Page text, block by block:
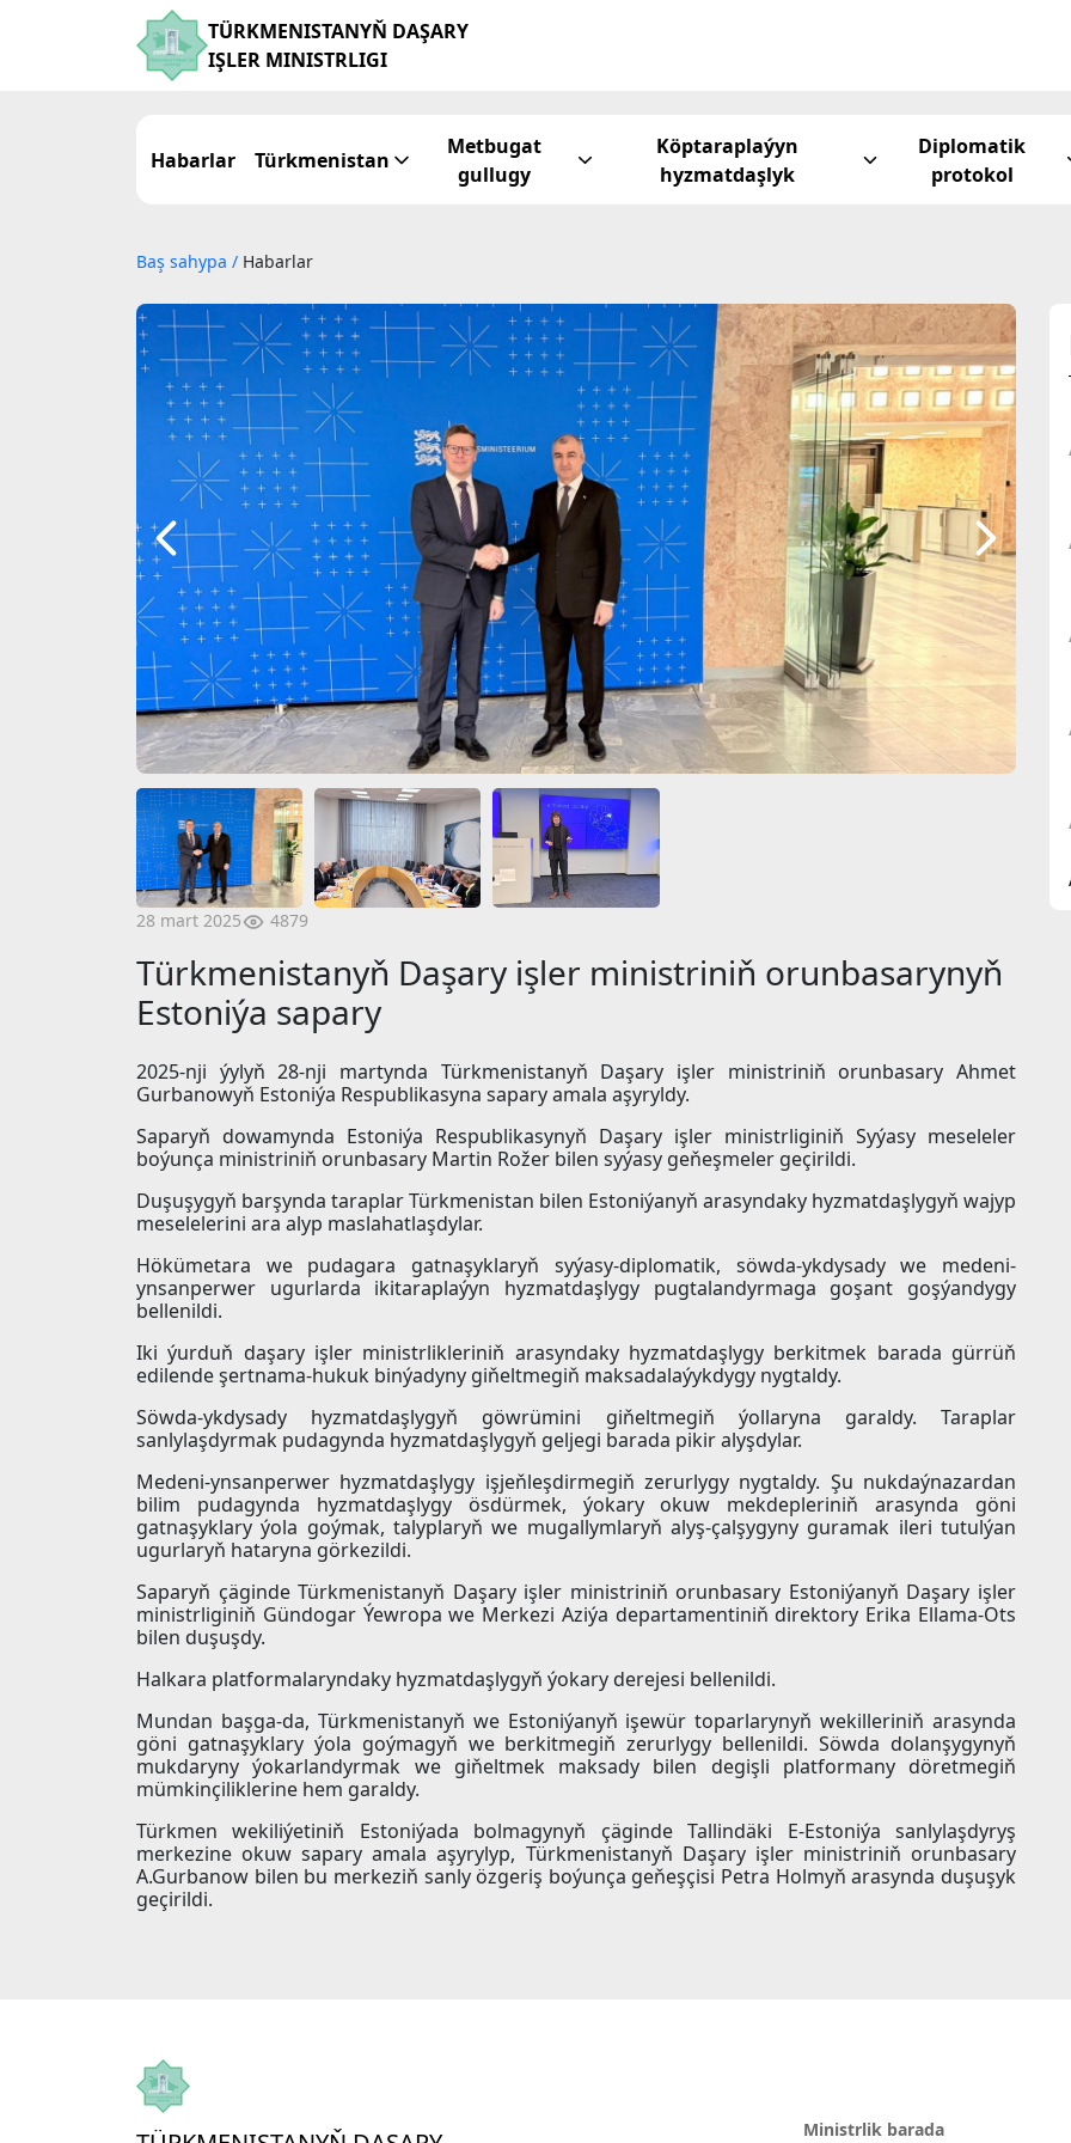
TÜRKMENISTANYŇ DAŞARY
IŞLER MINISTRLIGI
Habarlar Türkmenistan
Metbugat
gullugy
Köptaraplaýyn
hyzmatdaşlyk
Diplomatik
protokol
Baş sahypa / Habarlar
28 mart 2025 4879
Türkmenistanyň Daşary işler ministriniň orunbasarynyň
Estoniýa sapary
2025-nji ýylyň 28-nji martynda Türkmenistanyň Daşary işler ministriniň orunbasary Ahmet
Gurbanowyň Estoniýa Respublikasyna sapary amala aşyryldy.
Saparyň dowamynda Estoniýa Respublikasynyň Daşary işler ministrliginiň Syýasy meseleler
boýunça ministriniň orunbasary Martin Rožer bilen syýasy geňeşmeler geçirildi.
Duşuşygyň barşynda taraplar Türkmenistan bilen Estoniýanyň arasyndaky hyzmatdaşlygyň wajyp
meselelerini ara alyp maslahatlaşdylar.
Hökümetara we pudagara gatnaşyklaryň syýasy-diplomatik, söwda-ykdysady we medeni-
ynsanperwer ugurlarda ikitaraplaýyn hyzmatdaşlygy pugtalandyrmaga goşant goşýandygy
bellenildi.
Iki ýurduň daşary işler ministrlikleriniň arasyndaky hyzmatdaşlygy berkitmek barada gürrüň
edilende şertnama-hukuk binýadyny giňeltmegiň maksadalaýykdygy nygtaldy.
Söwda-ykdysady hyzmatdaşlygyň göwrümini giňeltmegiň ýollaryna garaldy. Taraplar
sanlylaşdyrmak pudagynda hyzmatdaşlygyň geljegi barada pikir alyşdylar.
Medeni-ynsanperwer hyzmatdaşlygy işjeňleşdirmegiň zerurlygy nygtaldy. Şu nukdaýnazardan
bilim pudagynda hyzmatdaşlygy ösdürmek, ýokary okuw mekdepleriniň arasynda göni
gatnaşyklary ýola goýmak, talyplaryň we mugallymlaryň alyş-çalşygyny guramak ileri tutulýan
ugurlaryň hataryna görkezildi.
Saparyň çäginde Türkmenistanyň Daşary işler ministriniň orunbasary Estoniýanyň Daşary işler
ministrliginiň Gündogar Ýewropa we Merkezi Aziýa departamentiniň direktory Erika Ellama-Ots
bilen duşuşdy.
Halkara platformalaryndaky hyzmatdaşlygyň ýokary derejesi bellenildi.
Mundan başga-da, Türkmenistanyň we Estoniýanyň işewür toparlarynyň wekilleriniň arasynda
göni gatnaşyklary ýola goýmagyň we berkitmegiň zerurlygy bellenildi. Söwda dolanşygynyň
mukdaryny ýokarlandyrmak we giňeltmek maksady bilen degişli platformany döretmegiň
mümkinçiliklerine hem garaldy.
Türkmen wekiliýetiniň Estoniýada bolmagynyň çäginde Tallindäki E-Estoniýa sanlylaşdyryş
merkezine okuw sapary amala aşyrylyp, Türkmenistanyň Daşary işler ministriniň orunbasary
A.Gurbanow bilen bu merkeziň sanly özgeriş boýunça geňeşçisi Petra Holmyň arasynda duşuşyk
geçirildi.
Ministrlik barada